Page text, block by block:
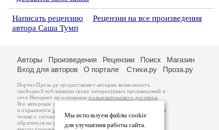
Написать рецензию
Рецензии на все произведения
автора Саша Тумп
Мы используем файлы cookie
для улучшения работы сайта.
Авторы Произведения Рецензии Поиск
Магазин
Вход для авторов
О портале Стихи.ру Проза.ру
Портал Проза.ру предоставляет авторам возможность
свободной публикации своих литературных произведений в
сети Интернет на основаниипользовательского договора
Все авторские права на произведения принадлежат авторам
и охраняются законом
. Перепечатка произведений возможна
только с согласия его автора, к которому вы можете
обратиться на его авторской странице. Ответственность за